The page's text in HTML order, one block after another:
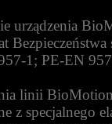
urządzenia
Bezpieczeństwa
1; PE-EN
linii
z specjalnego